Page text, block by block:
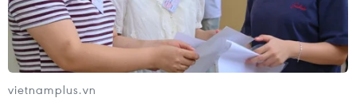
vietnamplus.vn